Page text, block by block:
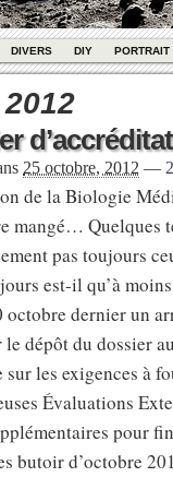
DIVERS DIY PORTRAIT
25 octobre, 2012 —
de la Biologie
mangé… Quelques
pas toujours
est-il qu’à
dernier un
dépôt du dossier
les exigences à
Évaluations
pour
butoir d’octobre